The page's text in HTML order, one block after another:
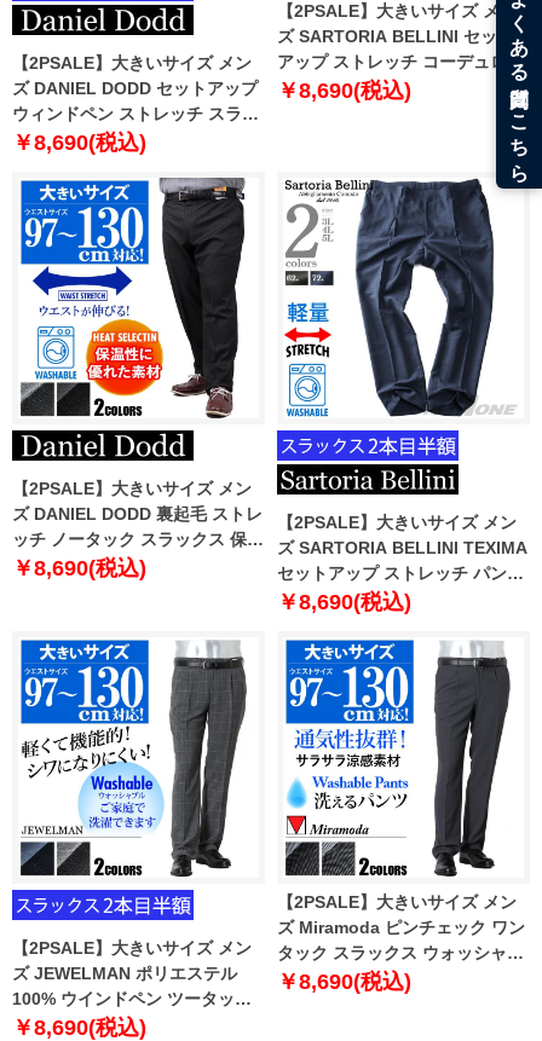
【2PSALE】大きいサイズ メン
ズ DANIEL DODD セットアップ
ウィンドペン ストレッチ スラッ
クス az46w19p4988
￥8,690(税込)
【2PSALE】大きいサイズ メン
ズ SARTORIA BELLINI セット
アップ ストレッチ コーデュロイ
パンツ 522001
￥8,690(税込)
【2PSALE】大きいサイズ メン
ズ DANIEL DODD 裏起毛 ストレ
ッチ ノータック スラックス 保温
性 ウォッシャブル 8663b
￥8,690(税込)
【2PSALE】大きいサイズ メン
ズ SARTORIA BELLINI TEXIMA
セットアップ ストレッチ パンツ
軽量 ウォッシャブル z1159792
￥8,690(税込)
【2PSALE】大きいサイズ メン
ズ JEWELMAN ポリエステル
100% ウインドペン ツータック
スラックス ウォッシャブル 2785
￥8,690(税込)
【2PSALE】大きいサイズ メン
ズ Miramoda ピンチェック ワン
タック スラックス ウォッシャブ
ル 3787
￥8,690(税込)